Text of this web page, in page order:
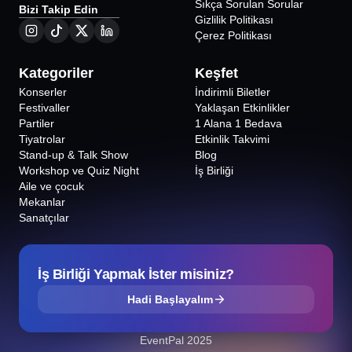
Bizi Takip Edin
Sıkça Sorulan Sorular
Gizlilik Politikası
Çerez Politikası
Kategoriler
Konserler
Festivaller
Partiler
Tiyatrolar
Stand-up & Talk Show
Workshop ve Quiz Night
Aile ve çocuk
Mekanlar
Sanatçılar
Keşfet
İndirimli Biletler
Yaklaşan Etkinlikler
1 Alana 1 Bedava
Etkinlik Takvimi
Blog
İş Birliği
İş Birliği Yapmak İster misiniz?
Hadi Başlayalım
EventPal 2025